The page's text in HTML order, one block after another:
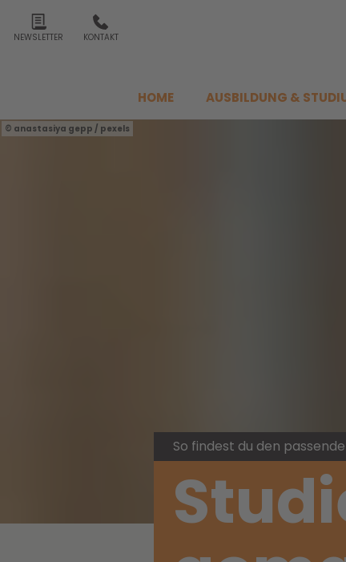
NEWSLETTER KONTAKT
HOME AUSBILDUNG &
anastasiya gepp / pexels
So findest du den